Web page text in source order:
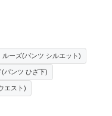
ルーズ(パンツ シルエット)
(パンツ ひざ下)
エスト)